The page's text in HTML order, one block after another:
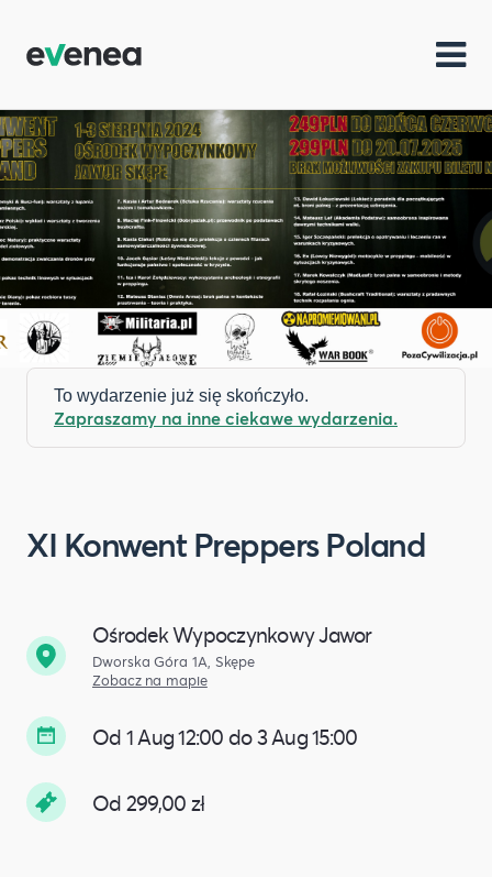
To wydarzenie już się skończyło.
Zapraszamy na inne ciekawe wydarzenia.
XI Konwent Preppers Poland
Ośrodek Wypoczynkowy Jawor
Dworska Góra 1A, Skępe
Zobacz na mapie
Od 1 Aug 12:00 do 3 Aug 15:00
Od 299,00 zł